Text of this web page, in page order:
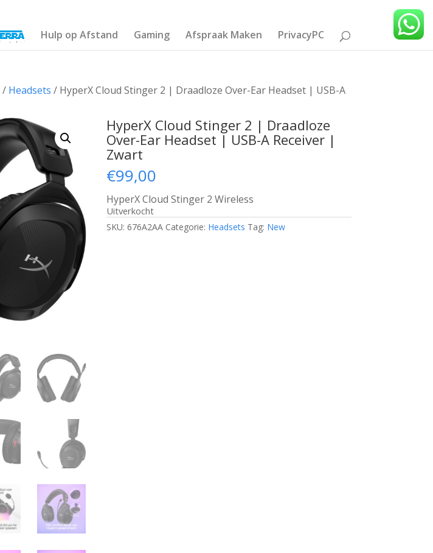
Hulp op Afstand Gaming Afspraak Maken PrivacyPC
/ Headsets / HyperX Cloud Stinger 2 | Draadloze Over-Ear Headset | USB-A
HyperX Cloud Stinger 2 | Draadloze
Over-Ear Headset | USB-A Receiver |
Zwart
€99,00
HyperX Cloud Stinger 2 Wireless
Uitverkocht
SKU:676A2AA Categorie: Headsets Tag: New